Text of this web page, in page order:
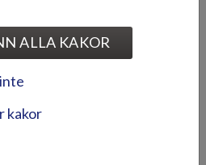
ALLA KAKOR
kakor